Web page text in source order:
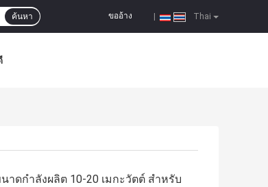
Thai
ขออ้าง
ค้นหา
าดกำลังผลิต 10-20 เมกะวัตต์ สำหรับ